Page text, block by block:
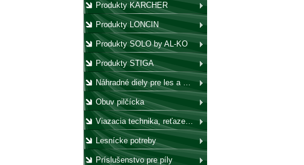
Produkty KARCHER
Produkty LONCIN
Produkty SOLO by AL-KO
Produkty STIGA
Náhradné diely pre les a záhradu
Obuv pilčícka
Viazacia technika, reťaze, laná, háky, kladky
Lesnícke potreby
Príslušenstvo pre píly